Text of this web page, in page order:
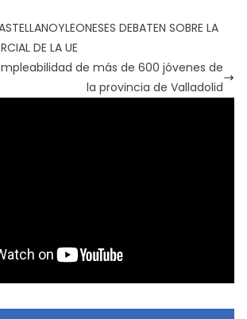
DEBATEN SOBRE LA
DE LA UE
de más de 600 jóvenes de
la provincia de Valladolid